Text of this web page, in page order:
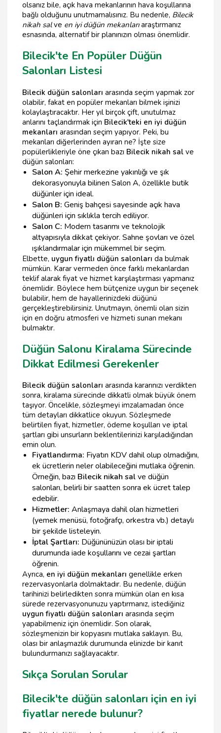
olsanız bile, açık hava mekanlarının hava koşullarına
bağlı olduğunu unutmamalısınız. Bu nedenle, Bilecik
nikah salve en iyi düğün mekanlarıaraştırmanız
esnasında, alternatif bir planınızın olması önemlidir.
Bilecik'te En Popüler Düğün
Salonları Listesi
Bilecik düğün salonları arasında seçim yapmak zor
olabilir, fakat en popüler mekanları bilmek işinizi
kolaylaştıracaktır. Her yıl birçok çift, unutulmaz
anlarını taçlandırmak için Bilecik'teki en iyi düğün
mekanları arasından seçim yapıyor. Peki, bu
mekanları diğerlerinden ayıran ne? İşte size
popülerlikleriyle öne çıkan bazı Bilecik nikah sal ve
düğün salonları:
Salon A: Şehir merkezine yakınlığı ve şık
dekorasyonuyla bilinen Salon A, özellikle butik
düğünler için ideal.
Salon B: Geniş bahçesi sayesinde açık hava
düğünleri için sıklıkla tercih ediliyor.
Salon C: Modern tasarımı ve teknolojik
altyapısıyla dikkat çekiyor. Sahne şovları ve özel
ışıklandırmalar için mükemmel bir seçim.
Elbette, uygun fiyatlı düğün salonları da bulmak
mümkün. Karar vermeden önce farklı mekanlardan
teklif alarak fiyat ve hizmet karşılaştırması yapmanız
önemlidir. Böylece hem bütçenize uygun bir seçenek
bulabilir, hem de hayallerinizdeki düğünü
gerçekleştirebilirsiniz. Unutmayın, önemli olan sizin
için en doğru atmosferi ve hizmeti sunan mekanı
bulmaktır.
Düğün Salonu Kiralama Sürecinde
Dikkat Edilmesi Gerekenler
Bilecik düğün salonları arasında kararınızı verdikten
sonra, kiralama sürecinde dikkatli olmak büyük önem
taşıyor. Öncelikle, sözleşmeyi imzalamadan önce
tüm detayları dikkatlice okuyun. Sözleşmede
belirtilen fiyat, hizmetler, ödeme koşulları ve iptal
şartları gibi unsurların beklentilerinizi karşıladığından
emin olun.
Fiyatlandırma: Fiyatın KDV dahil olup olmadığını,
ek ücretlerin neler olabileceğini mutlaka öğrenin.
Örneğin, bazı Bilecik nikah salve düğün
salonları, belirli bir saatten sonra ek ücret talep
edebilir.
Hizmetler: Anlaşmaya dahil olan hizmetleri
(yemek menüsü, fotoğrafçı, orkestra vb.) detaylı
bir şekilde listeleyin.
İptal Şartları: Düğününüzün olası bir iptali
durumunda iade koşullarını ve cezai şartları
öğrenin.
Ayrıca, en iyi düğün mekanları genellikle erken
rezervasyonlarla dolmaktadır. Bu nedenle, düğün
tarihinizi belirledikten sonra mümkün olan en kısa
sürede rezervasyonunuzu yaptırmanız, istediğiniz
uygun fiyatlı düğün salonları arasında seçim
yapabilmeniz için önemlidir. Son olarak,
sözleşmenizin bir kopyasını mutlaka saklayın. Bu,
olası bir anlaşmazlık durumunda elinizde bir kanıt
bulundurmanızı sağlayacaktır.
Sıkça Sorulan Sorular
Bilecik'te düğün salonları için en iyi
fiyatlar nerede bulunur?